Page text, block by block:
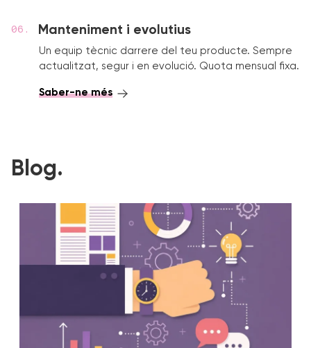
Manteniment i evolutius
Un equip tècnic darrere del teu producte. Sempre
actualitzat, segur i en evolució. Quota mensual fixa.
Saber-ne més
Blog.